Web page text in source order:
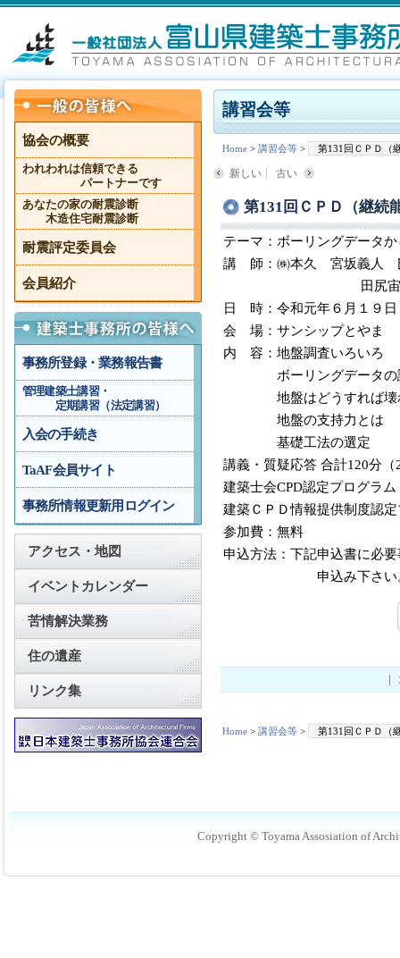
講習会等
Home > 講習会等 > 第131回ＣＰＤ（
新しい 古い
第131回ＣＰＤ（継続
テーマ：ボーリングデータ
講 師：㈱本久 宮坂義人
田尻宙
日 時：令和元年６月１９日
会 場：サンシップとやま
内 容：地盤調査いろいろ
ボーリングデータの
地盤はどうすれば壊
地盤の支持力とは
基礎工法の選定
講義・質疑応答 合計120分（
建築士会CPD認定プログラム
建築ＣＰＤ情報提供制度認
参加費：無料
申込方法：下記申込書に必
申込み下さい
Home > 講習会等 > 第131回ＣＰＤ（
協会の概要
われわれは信頼できる
パートナーです
あなたの家の耐震診断
木造住宅耐震診断
耐震評定委員会
会員紹介
事務所登録・業務報告書
管理建築士講習・
定期講習（法定講習）
入会の手続き
TaAF会員サイト
事務所情報更新用ログイン
アクセス・地図
イベントカレンダー
苦情解決業務
住の遺産
リンク集
Copyright © Toyama Assosiation of